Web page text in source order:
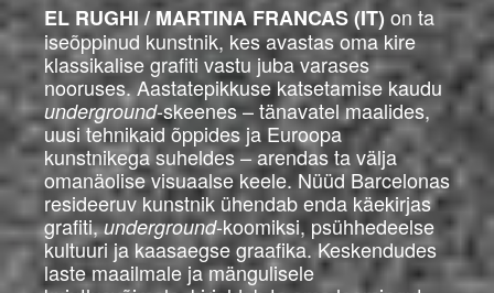
EL RUGHI / MARTINA FRANCAS (IT)on ta
iseõppinud kunstnik, kes avastas oma kire
klassikalise grafiti vastu juba varases
nooruses. Aastatepikkuse katsetamise kaudu
underground-skeenes – tänavatel maalides,
uusi tehnikaid õppides ja Euroopa
kunstnikega suheldes – arendas ta välja
omanäolise visuaalse keele. Nüüd Barcelonas
resideeruv kunstnik ühendab enda käekirjas
grafiti,underground-koomiksi, psühhedeelse
kultuuri ja kaasaegse graafika. Keskendudes
laste maailmale ja mängulisele